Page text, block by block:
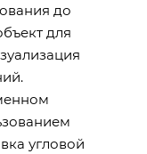
до
для
угловой